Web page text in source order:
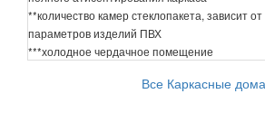
**количество камер стеклопакета, зависит
параметров изделий ПВХ
***холодное чердачное помещение
Все Каркасные дома